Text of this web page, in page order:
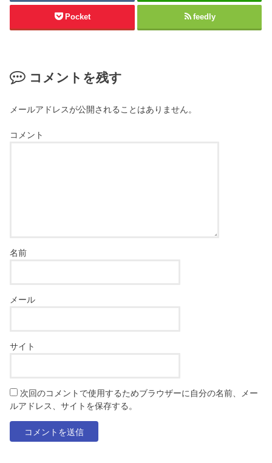
Pocket feedly
コメントを残す
メールアドレスが公開されることはありません。
コメント
名前
メール
サイト
次回のコメントで使用するためブラウザーに自分の名前、メー
ルアドレス、サイトを保存する。